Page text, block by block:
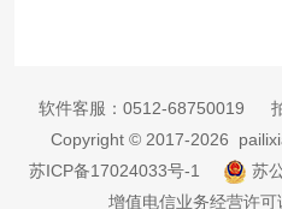
软件客服： 0512-68750019
Copyright © 2017-2026
苏ICP备17024033号-1
苏
增值电信业务经营许